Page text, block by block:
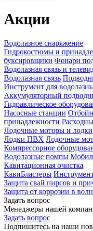
Акции
Водолазное снаряжение
Гидрокостюмы и
буксировщики Фонари
Водолазная связь и
Водолазная связь
Инструмент для
Аккумуляторный
Гидравлическое
Насосные станции
принадлежности
Лодочные моторы и лодки
Лодки ПВХ Лодочные
Компрессорное
Водолазные помпы
Кавитационная очистка
КавиБластеры
Защита свай пирсов и
Защита от коррозии в
Задать вопрос
Менеджеры нашей
Задать вопрос
Подпишитесь на наши